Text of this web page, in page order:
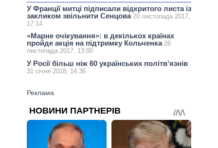
У Франції митці підписали відкритого листа із
закликом звільнити Сенцова 20 листопада 2017,
17:14
«Марне очікування»: в декількох країнах
пройде акція на підтримку Кольченка 26
листопада 2017, 13:00
У Росії більш ніж 60 українських політв'язнів
31 січня 2018, 14:36